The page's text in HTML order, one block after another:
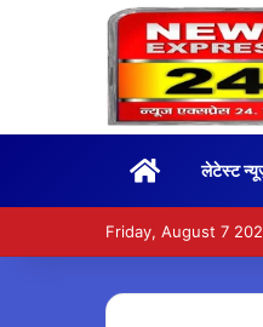
Homeलेटेस्ट
Friday, August 7